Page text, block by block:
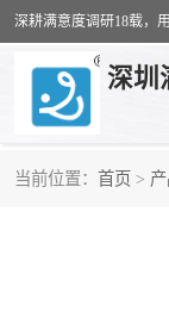
深圳
当前位置： 首页 >